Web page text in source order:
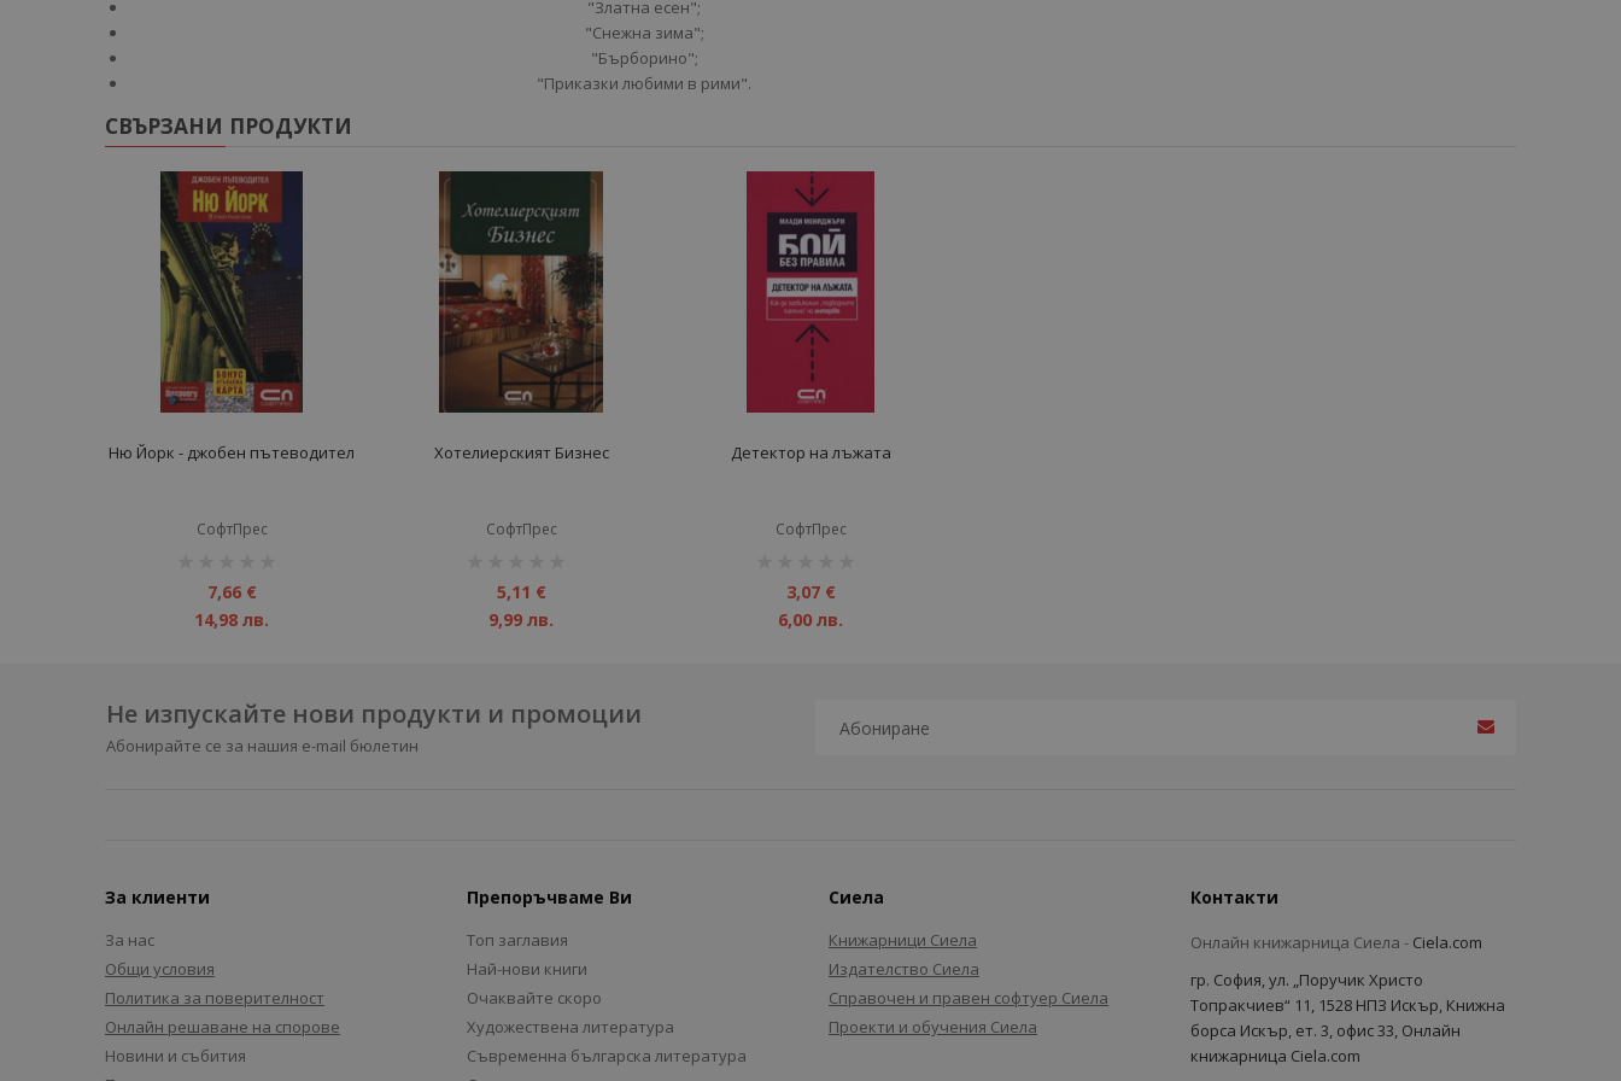
"Златна есен";
"Снежна зима";
"Бърборино";
"Приказки любими в рими".
СВЪРЗАНИ ПРОДУКТИ
Ню Йорк - джобен пътеводител
СофтПрес
7,66 €
14,98 лв.
Хотелиерският Бизнес
СофтПрес
5,11 €
9,99 лв.
Детектор на лъжата
СофтПрес
3,07 €
6,00 лв.
Не изпускайте нови продукти и промоции
Абонирайте се за нашия e-mail бюлетин
За клиенти
За нас
Общи условия
Политика за поверителност
Онлайн решаване на спорове
Новини и събития
Препоръчваме Ви
Топ заглавия
Най-нови книги
Очаквайте скоро
Художествена литература
Съвременна българска литература
Сиела
Книжарници Сиела
Издателство Сиела
Справочен и правен софтуер Сиела
Проекти и обучения Сиела
Контакти
Онлайн книжарница Сиела - Ciela.com
гр. София, ул. „Поручик Христо
Топракчиев“ 11, 1528 НПЗ Искър, Книжна
борса Искър, ет. 3, офис 33, Онлайн
книжарница Ciela.com